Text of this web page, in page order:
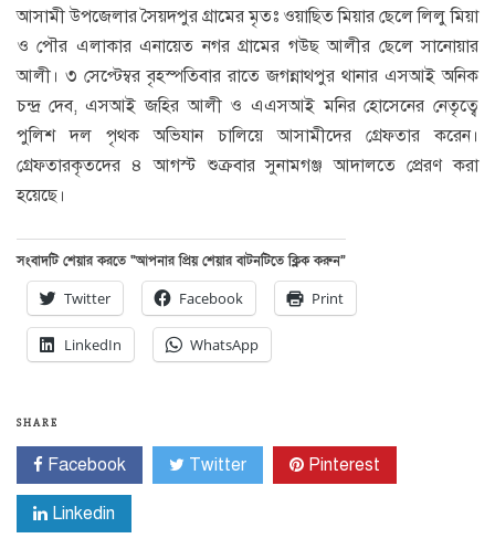
আসামী উপজেলার সৈয়দপুর গ্রামের মৃতঃ ওয়াছিত মিয়ার ছেলে লিলু মিয়া
ও পৌর এলাকার এনায়েত নগর গ্রামের গউছ আলীর ছেলে সানোয়ার
আলী। ৩ সেপ্টেম্বর বৃহস্পতিবার রাতে জগন্নাথপুর থানার এসআই অনিক
চন্দ্র দেব, এসআই জহির আলী ও এএসআই মনির হোসেনের নেতৃত্বে
পুলিশ দল পৃথক অভিযান চালিয়ে আসামীদের গ্রেফতার করেন।
গ্রেফতারকৃতদের ৪ আগস্ট শুক্রবার সুনামগঞ্জ আদালতে প্রেরণ করা
হয়েছে।
সংবাদটি শেয়ার করতে “আপনার প্রিয় শেয়ার বাটনটিতে ক্লিক করুন”
Twitter Facebook Print
LinkedIn WhatsApp
SHARE
Facebook Twitter Pinterest
Linkedin